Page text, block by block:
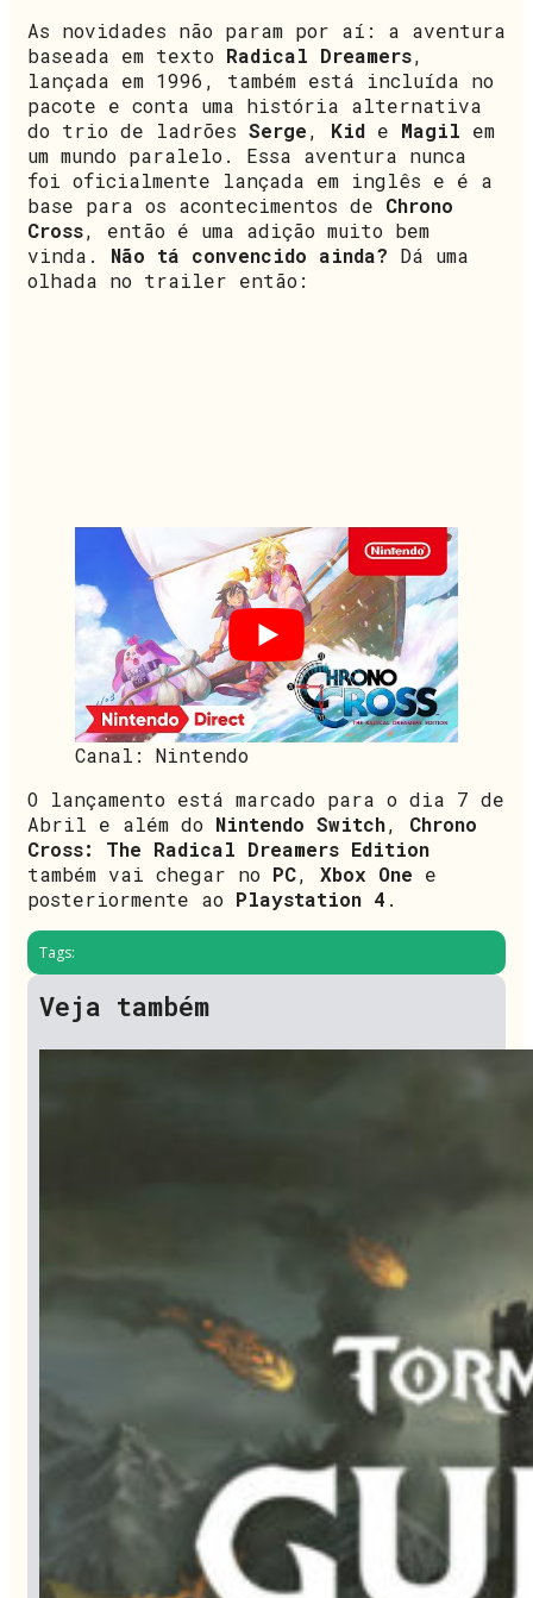
As novidades não param por aí: a aventura
baseada em texto Radical Dreamers,
lançada em 1996, também está incluída no
pacote e conta uma história alternativa
do trio de ladrões Serge, Kid e Magil em
um mundo paralelo. Essa aventura nunca
foi oficialmente lançada em inglês e é a
base para os acontecimentos de Chrono
Cross, então é uma adição muito bem
vinda. Não tá convencido ainda? Dá uma
olhada no trailer então:
Canal: Nintendo
O lançamento está marcado para o dia 7 de
Abril e além do Nintendo Switch, Chrono
Cross: The Radical Dreamers Edition
também vai chegar no PC, Xbox One e
posteriormente ao Playstation 4 .
Tags:
Veja também